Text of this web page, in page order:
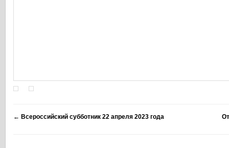
← Всероссийский субботник 22 апреля 2023 года